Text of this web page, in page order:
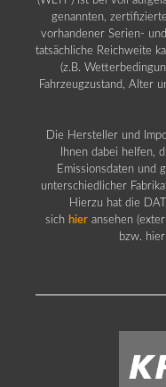
genannten,
vorhandener Serien-
tatsächliche Reichweite
(z.B.
Fahrzeugzustand, Alter
Die Hersteller und
Ihnen dabei helfen,
Emissionsdaten und
unterschiedlicher
Hierzu hat die
sich hier ansehen
bzw.